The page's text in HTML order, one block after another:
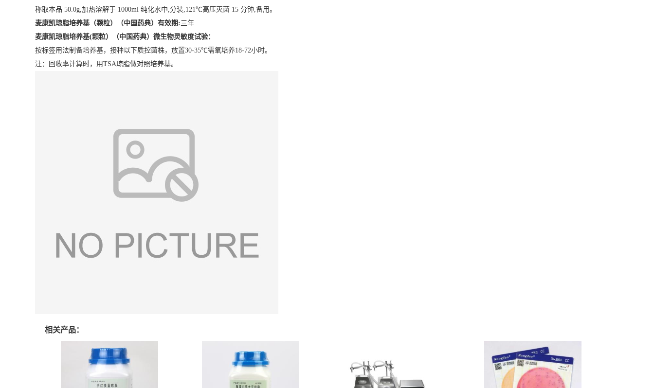
称取本品 50.0g, 加热溶解于 1000ml 纯化水中 分装 ,121 ℃高压灭菌 15 分钟 备用。
麦康凯琼脂培养基（颗粒）（中国药典） 有效期 :三年
麦康凯琼脂培养基(颗粒）（中国药典） 微生物灵敏度试验：
按标签用法制备培养基，接种以下质控菌株，放置30-35℃需氧培养18-72小时。
注：回收率计算时，用TSA琼脂做对照培养基。
相关产品：